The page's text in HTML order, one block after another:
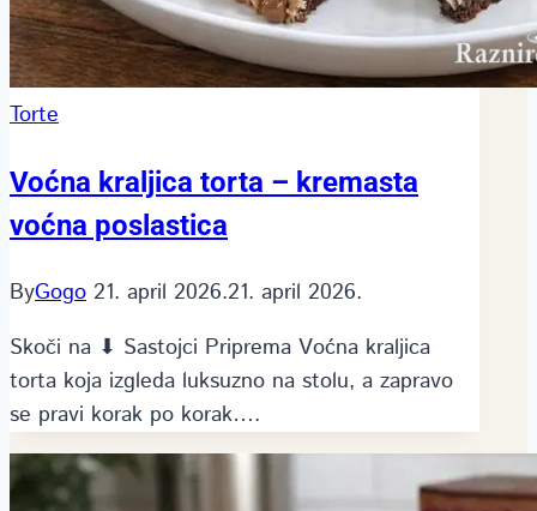
Torte
Voćna kraljica torta – kremasta
voćna poslastica
ByGogo 21. april 2026.21. april 2026.
Skoči na ⬇ Sastojci Priprema Voćna kraljica
torta koja izgleda luksuzno na stolu, a zapravo
se pravi korak po korak….